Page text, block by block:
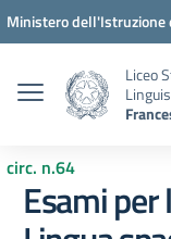
Vai ai contenuti
Vai al menu di
Vai al footer
Ministero dell'Istruzione
Liceo
circ. n.64
Esami